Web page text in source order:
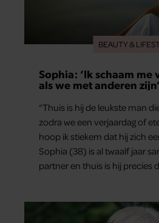
BEAUTY &
Sophia: ‘Ik schaam
als we met anderen zijn’
“Thuis is hij de leukste man
zodra we een verjaardag of
hoop ik stiekem dat hij zich
Sophia (38) is al twaalf jaar
partner en thuis is hij precies
ze samen onder de mensen